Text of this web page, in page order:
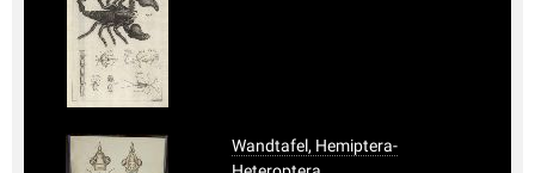
Wandtafel, Hemiptera-